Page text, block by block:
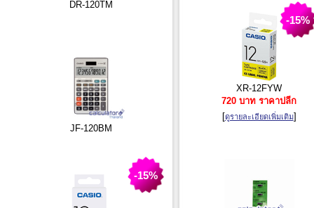
DR-120TM
JF-120BM
-15%
XR-12FYW
720 บาท ราคาปลีก
[ดูรายละเอียดเพิ่มเติม]
-15%